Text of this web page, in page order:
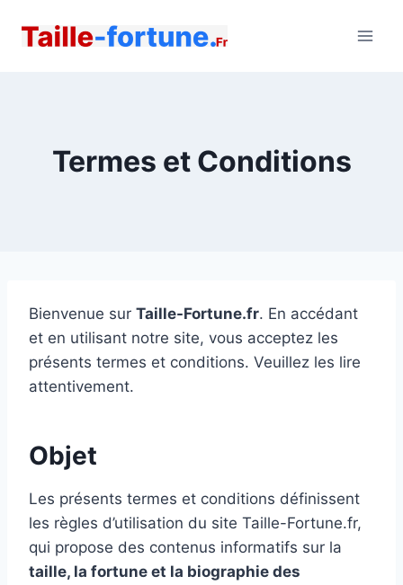
Termes et Conditions
Bienvenue sur Taille-Fortune.fr. En accédant
et en utilisant notre site, vous acceptez les
présents termes et conditions. Veuillez les lire
attentivement.
Objet
Les présents termes et conditions définissent
les règles d’utilisation du site Taille-Fortune.fr,
qui propose des contenus informatifs sur la
taille, la fortune et la biographie des